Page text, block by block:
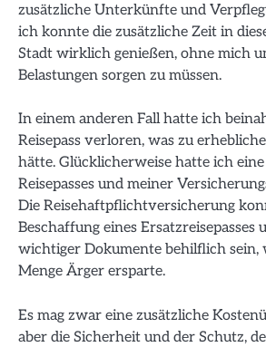
zusätzliche Unterkünfte und
ich konnte die zusätzliche Zeit in
Stadt wirklich genießen, ohne mich
Belastungen sorgen zu müssen.
In einem anderen Fall hatte ich
Reisepass verloren, was zu
hätte. Glücklicherweise hatte ich
Reisepasses und meiner
Die Reisehaftpflichtversicherung
Beschaffung eines Ersatzreisepasses
wichtiger Dokumente behilflich sein,
Menge Ärger ersparte.
Es mag zwar eine zusätzliche
aber die Sicherheit und der Schutz,